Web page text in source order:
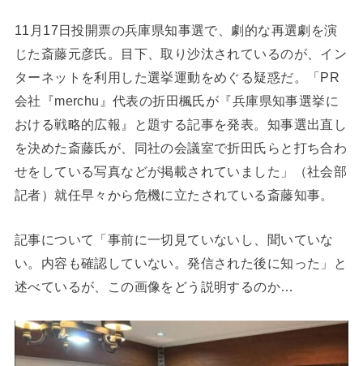
11月17日投開票の兵庫県知事選で、劇的な再選劇を演
じた斎藤元彦氏。目下、取り沙汰されているのが、イン
ターネットを利用した選挙運動をめぐる疑惑だ。「PR
会社『merchu』代表の折田楓氏が『兵庫県知事選挙に
おける戦略的広報』と題する記事を発表。知事選出直し
を決めた斎藤氏が、同社の会議室で折田氏らと打ち合わ
せをしている写真などが掲載されていました」（社会部
記者）就任早々から危機に立たされている斎藤知事。
記事について「事前に一切見ていないし、聞いていな
い。内容も確認していない。発信された後に知った」と
述べているが、この画像をどう説明するのか…